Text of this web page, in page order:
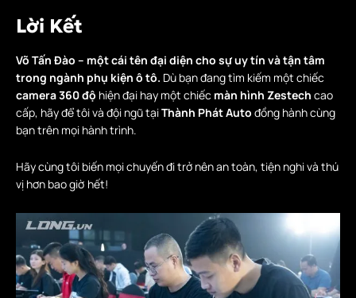
Lời Kết
Võ Tấn Đào – một cái tên đại diện cho sự uy tín và tận tâm
trong ngành phụ kiện ô tô. Dù bạn đang tìm kiếm một chiếc
camera 360 độ hiện đại hay một chiếc màn hình Zestech cao
cấp, hãy để tôi và đội ngũ tạiThành Phát Auto đồng hành cùng
bạn trên mọi hành trình.
Hãy cùng tôi biến mọi chuyến đi trở nên an toàn, tiện nghi và thú
vị hơn bao giờ hết!